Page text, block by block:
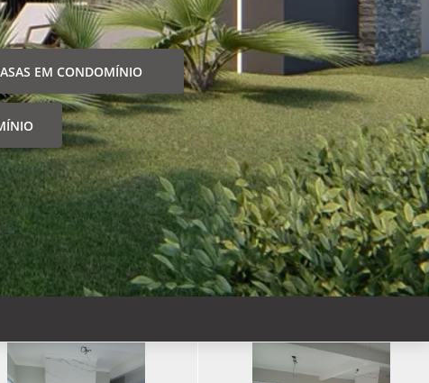
EM CONDOMÍNIO